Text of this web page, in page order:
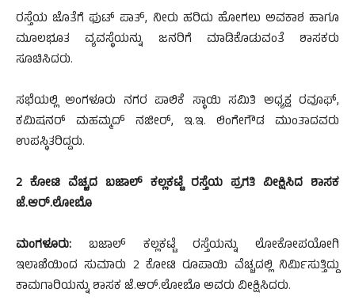
ರಸ್ತೆಯ ಜೊತೆಗೆ ಫುಟ್ ಪಾತ್, ನೀರು ಹರಿದು ಹೋಗಲು ಅವಕಾಶ ಹಾಗೂ
ಮೂಲಭೂತ ವ್ಯವಸ್ಥೆಯನ್ನು ಜನರಿಗೆ ಮಾಡಿಕೊಡುವಂತೆ ಶಾಸಕರು
ಸೂಚಿಸಿದರು.
ಸಭೆಯಲ್ಲಿ ಅಂಗಳೂರು ನಗರ ಪಾಲಿಕೆ ಸ್ಥಾಯಿ ಸಮಿತಿ ಅಧ್ಯಕ್ಷ ರವೂಫ್,
ಕಮಿಷನರ್ ಮಹಮ್ಮದ್ ನಜೀರ್, ಇ.ಇ. ಲಿಂಗೇಗೌಡ ಮುಂತಾದವರು
ಉಪಸ್ಥಿತರಿದ್ದರು.
2 ಕೋಟಿ ವೆಚ್ಚದ ಬಜಾಲ್ ಕಲ್ಲಕಟ್ಟೆ ರಸ್ತೆಯ ಪ್ರಗತಿ ವೀಕ್ಷಿಸಿದ ಶಾಸಕ
ಜೆ.ಆರ್.ಲೋಬೊ
ಮಂಗಳೂರು: ಬಜಾಲ್ ಕಲ್ಲಕಟ್ಟೆ ರಸ್ತೆಯನ್ನು ಲೋಕೋಪಯೋಗಿ
ಇಲಾಖೆಯಿಂದ ಸುಮಾರು 2 ಕೋಟಿ ರೂಪಾಯಿ ವೆಚ್ಚದಲ್ಲಿ ನಿರ್ಮಿಸುತ್ತಿದ್ದು
ಕಾಮಗಾರಿಯನ್ನು ಶಾಸಕ ಜೆ.ಆರ್.ಲೋಬೊ ಅವರು ವೀಕ್ಷಿಸಿದರು.